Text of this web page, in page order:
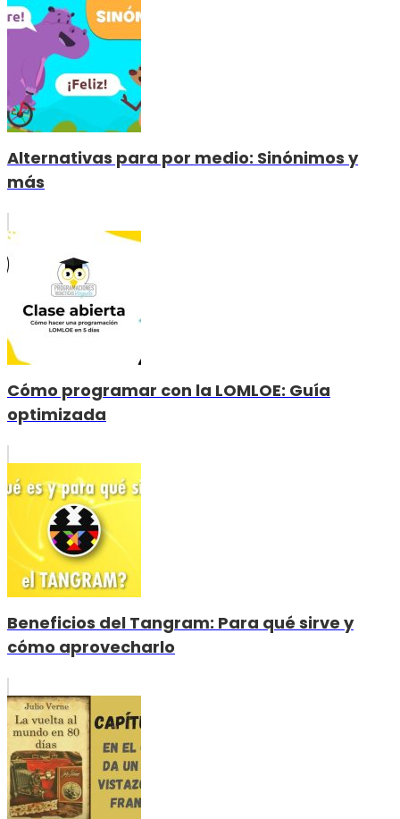
Alternativas para por medio: Sinónimos y
más
Cómo programar con la LOMLOE: Guía
optimizada
Beneficios del Tangram: Para qué sirve y
cómo aprovecharlo